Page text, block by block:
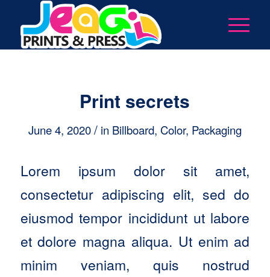
Print secrets
June 4, 2020/ in Billboard, Color, Packaging
Lorem ipsum dolor sit amet,
consectetur adipiscing elit, sed do
eiusmod tempor incididunt ut labore
et dolore magna aliqua. Ut enim ad
minim veniam, quis nostrud